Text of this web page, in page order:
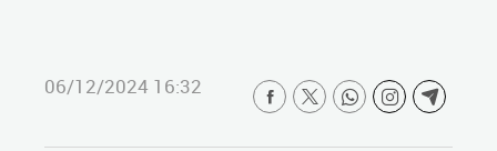
06/12/2024 16:32